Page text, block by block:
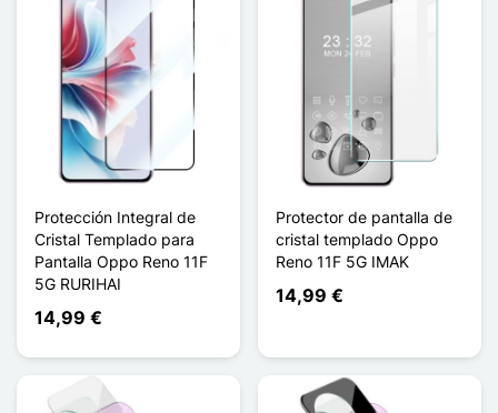
Protección Integral de
Cristal Templado para
Pantalla Oppo Reno 11F
5G RURIHAI
14,99 €
Protector de pantalla de
cristal templado Oppo
Reno 11F 5G IMAK
14,99 €